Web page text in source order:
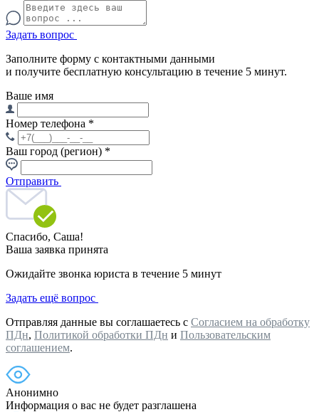
Задать вопрос
Заполните форму с контактными данными
и получите бесплатную консультацию в течение 5 минут.
Ваше имя
Номер телефона *
Ваш город (регион) *
Отправить
Спасибо, Саша!
Ваша заявка принята
Ожидайте звонка юриста в течение 5 минут
Задать ещё вопрос
Отправляя данные вы соглашаетесь с Согласием на обработку
ПДн, Политикой обработки ПДн и Пользовательским
соглашением.
Анонимно
Информация о вас не будет разглашена